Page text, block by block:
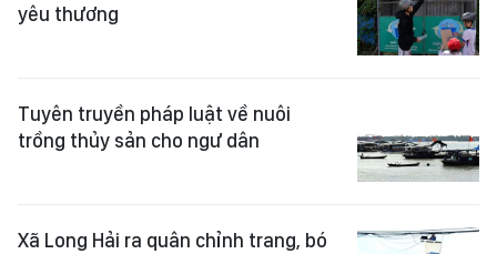
yêu thương
Tuyên truyền pháp luật về nuôi
trồng thủy sản cho ngư dân
Xã Long Hải ra quân chỉnh trang, bó